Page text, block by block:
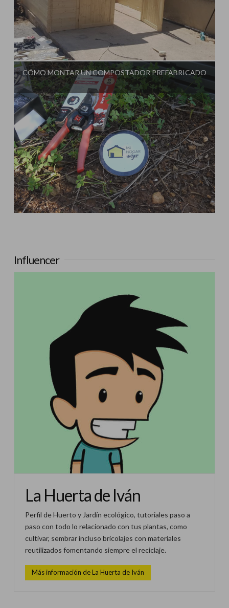
Influencer:La Huerta de Iván
CÓMO MONTAR UN COMPOSTADOR PREFABRICADO
Influencer:La Huerta de Iván
Influencer
La Huerta de Iván
Perfil de Huerto y Jardín ecológico, tutoriales paso a
paso con todo lo relacionado con tus plantas, como
cultivar, sembrar incluso bricolajes con materiales
reutilizados fomentando siempre el reciclaje.
Más información de La Huerta de Iván